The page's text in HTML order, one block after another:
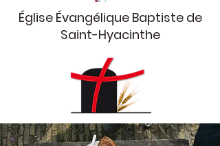
Église Évangélique Baptiste de
Saint-Hyacinthe